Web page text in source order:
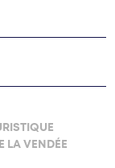
LA VENDÉE